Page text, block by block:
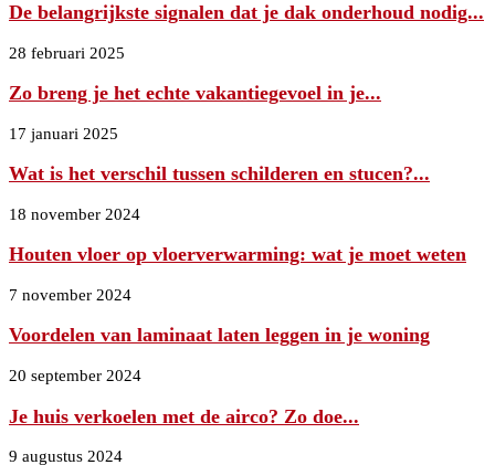
De belangrijkste signalen dat je dak onderhoud nodig...
28 februari 2025
Zo breng je het echte vakantiegevoel in je...
17 januari 2025
Wat is het verschil tussen schilderen en stucen?...
18 november 2024
Houten vloer op vloerverwarming: wat je moet weten
7 november 2024
Voordelen van laminaat laten leggen in je woning
20 september 2024
Je huis verkoelen met de airco? Zo doe...
9 augustus 2024